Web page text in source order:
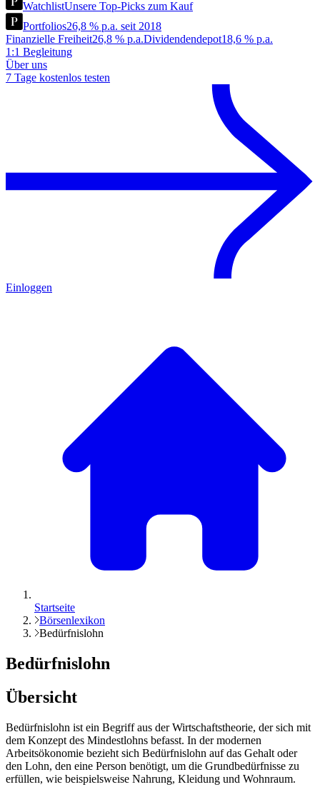
WatchlistUnsere Top-Picks zum Kauf
Portfolios26,8 % p.a. seit 2018
Finanzielle Freiheit26,8 % p.a.Dividendendepot18,6 % p.a.
1:1 Begleitung
Über uns
7 Tage kostenlos testen
Einloggen
Startseite
Börsenlexikon
Bedürfnislohn
Bedürfnislohn
Übersicht
Bedürfnislohn ist ein Begriff aus der Wirtschaftstheorie, der sich mit
dem Konzept des Mindestlohns befasst. In der modernen
Arbeitsökonomie bezieht sich Bedürfnislohn auf das Gehalt oder
den Lohn, den eine Person benötigt, um die Grundbedürfnisse zu
erfüllen, wie beispielsweise Nahrung, Kleidung und Wohnraum.